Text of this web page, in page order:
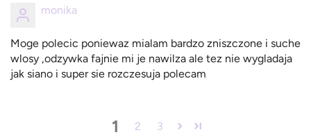
monika
Moge polecic poniewaz mialam bardzo zniszczone i suche
wlosy ,odzywka fajnie mi je nawilza ale tez nie wygladaja
jak siano i super sie rozczesuja polecam
1 2 3